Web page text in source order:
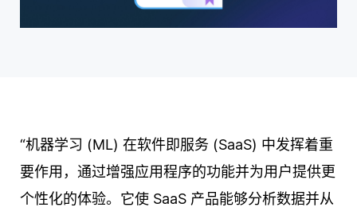
“机器学习 (ML) 在软件即服务 (SaaS) 中发挥着重
要作用，通过增强应用程序的功能并为用户提供更
个性化的体验。它使 SaaS 产品能够分析数据并从